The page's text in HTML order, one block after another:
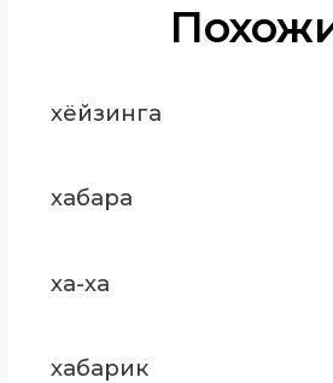
хёйзинга
хабара
ха-ха
хабарик